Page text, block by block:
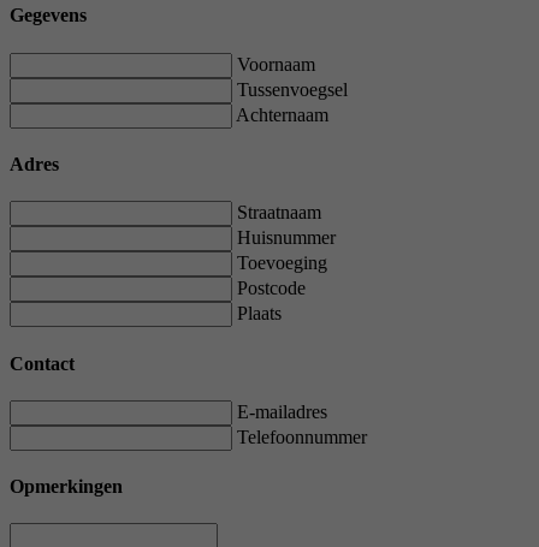
Gegevens
Voornaam
Tussenvoegsel
Achternaam
Adres
Straatnaam
Huisnummer
Toevoeging
Postcode
Plaats
Contact
E-mailadres
Telefoonnummer
Opmerkingen